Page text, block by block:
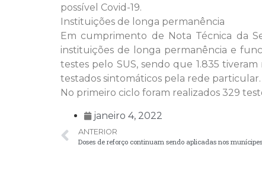
possível Covid-19.
Instituições de longa permanência
Em cumprimento de Nota Técnica da
instituições de longa permanência e
testes pelo SUS, sendo que 1.835
testados sintomáticos pela rede particular.
No primeiro ciclo foram realizados 329
janeiro 4, 2022
ANTERIOR
Doses de reforço continuam sendo aplicadas nos munícipes